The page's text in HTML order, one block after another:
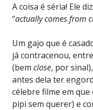
A coisa é séria! Ele
“actually comes from
Um gajo que é
já contracenou,
(bem close, por
antes dela ter
célebre filme em
pipi sem querer) e